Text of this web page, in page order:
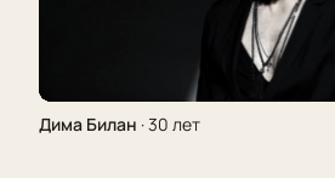
Дима Билан · 30 лет